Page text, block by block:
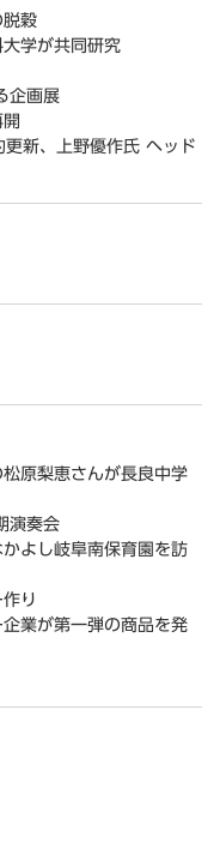
脱穀
大学が共同研究
企画展
更新、上野優作氏 ヘッド
松原梨恵さんが長良中学
演奏会
かよし岐阜南保育園を訪
り
企業が第一弾の商品を発